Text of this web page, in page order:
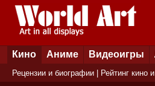
Кино Аниме Видеоигры
Рецензии и биографии Рейтинг кино